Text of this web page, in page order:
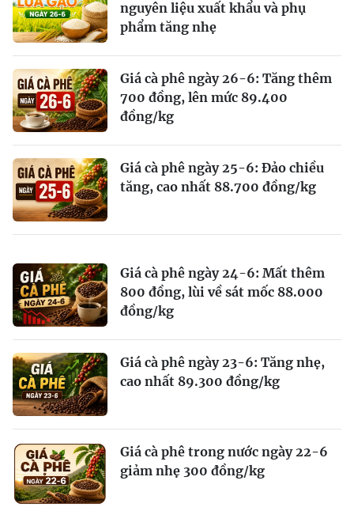
nguyên liệu xuất khẩu và phụ
phẩm tăng nhẹ
Giá cà phê ngày 26-6: Tăng thêm
700 đồng, lên mức 89.400
đồng/kg
Giá cà phê ngày 25-6: Đảo chiều
tăng, cao nhất 88.700 đồng/kg
Giá cà phê ngày 24-6: Mất thêm
800 đồng, lùi về sát mốc 88.000
đồng/kg
Giá cà phê ngày 23-6: Tăng nhẹ,
cao nhất 89.300 đồng/kg
Giá cà phê trong nước ngày 22-6
giảm nhẹ 300 đồng/kg